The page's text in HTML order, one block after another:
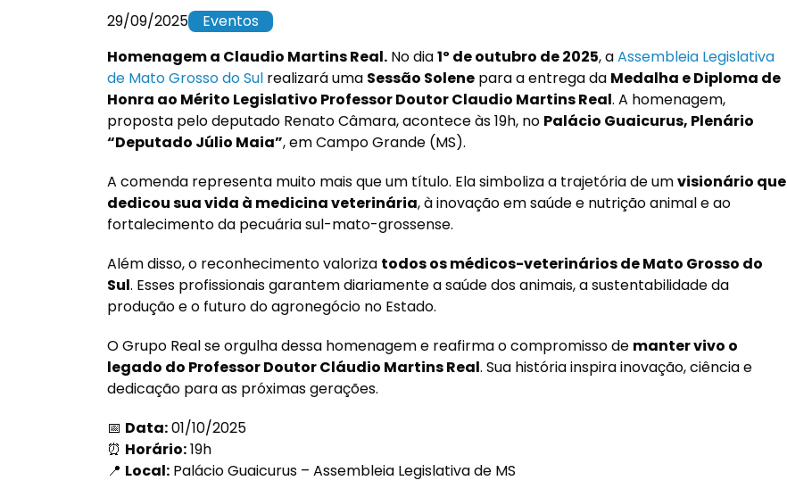
29/09/2025
Eventos
Homenagem a Claudio Martins Real. No dia1º de outubro de 2025, aAssembleia Legislativa
de Mato Grosso do Sul realizará uma Sessão Solene para a entrega da Medalha e Diploma de
Honra ao Mérito Legislativo Professor Doutor Claudio Martins Real. A homenagem,
proposta pelo deputado Renato Câmara, acontece às 19h, no Palácio Guaicurus, Plenário
“Deputado Júlio Maia”, em Campo Grande (MS).
A comenda representa muito mais que um título. Ela simboliza a trajetória de umvisionário que
dedicou sua vida à medicina veterinária, à inovação em saúde e nutrição animal e ao
fortalecimento da pecuária sul-mato-grossense.
Além disso, o reconhecimento valoriza todos os médicos-veterinários de Mato Grosso do
Sul. Esses profissionais garantem diariamente a saúde dos animais, a sustentabilidade da
produção e o futuro do agronegócio no Estado.
O Grupo Real se orgulha dessa homenagem e reafirma o compromisso de manter vivo o
legado do Professor Doutor Cláudio Martins Real. Sua história inspira inovação, ciência e
dedicação para as próximas gerações.
📅 Data:01/10/2025
⏰ Horário:19h
📍 Local: Palácio Guaicurus – Assembleia Legislativa de MS